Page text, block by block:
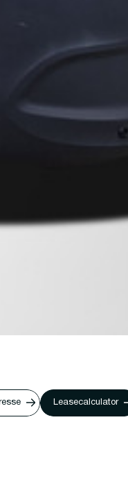
Leasecalculator